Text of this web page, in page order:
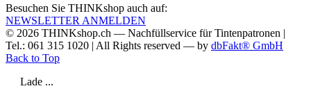
Besuchen Sie THINKshop auch auf:
NEWSLETTER ANMELDEN
© 2026 THINKshop.ch — Nachfüllservice fürTintenpatronen |
Tel.: 061 315 1020 | All Rights reserved — by dbFakt® GmbH
Back to Top
Lade ...